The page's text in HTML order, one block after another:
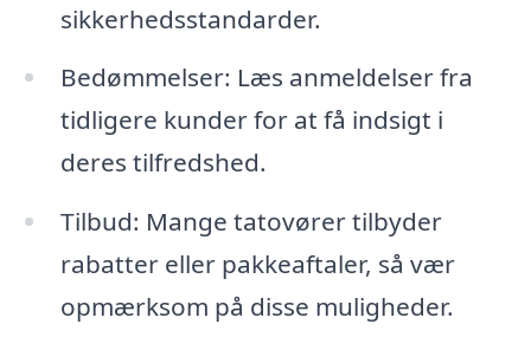
sikkerhedsstandarder.
Bedømmelser: Læs anmeldelser fra
tidligere kunder for at få indsigt i
deres tilfredshed.
Tilbud: Mange tatovører tilbyder
rabatter eller pakkeaftaler, så vær
opmærksom på disse muligheder.